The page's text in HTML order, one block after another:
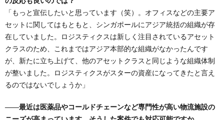
「もっと宣伝したいと思っています（笑）。オフィスなどの主要ア
セットに関してはもともと、シンガポールにアジア統括の組織が存
在していました。ロジスティクスは新しく注目されているアセット
クラスのため、これまではアジア本部的な組織がなかったんです
が、新たに立ち上げて、他のアセットクラスと同じような組織体制
が整いました。ロジスティクスがスターの資産になってきたと言え
るのではないでしょうか」
――最近は医薬品やコールドチェーンなど専門性が高い物流施設の